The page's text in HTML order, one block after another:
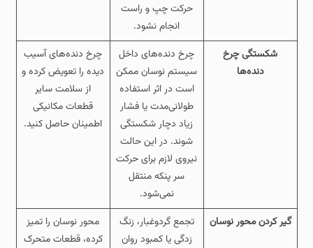
حرکت چپ و راست
انجام نشود.
شکستگی چرخ‌
دنده‌ها
چرخ‌ دنده‌های داخل
سیستم نوسان ممکن
است در اثر استفاده
طولانی‌مدت یا فشار
زیاد دچار شکستگی
شوند. در این حالت
نیروی لازم برای حرکت
سر پنکه منتقل
نمی‌شود.
چرخ‌ دنده‌های آسیب‌
دیده را تعویض کرده و
از سلامت سایر
قطعات مکانیکی
اطمینان حاصل کنید.
گیر کردن محور نوسان
تجمع گردوغبار، زنگ‌
زدگی یا کمبود روان‌
محور نوسان را تمیز
کرده، قطعات متحرک